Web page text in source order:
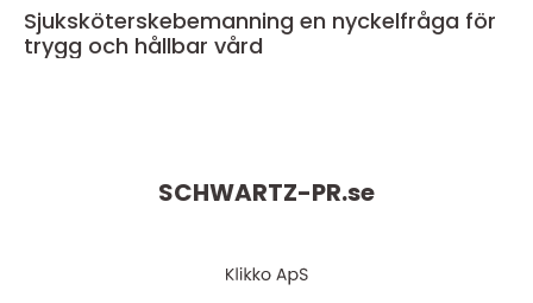
Sjuksköterskebemanning en nyckelfråga för
trygg och hållbar vård
SCHWARTZ-PR.se